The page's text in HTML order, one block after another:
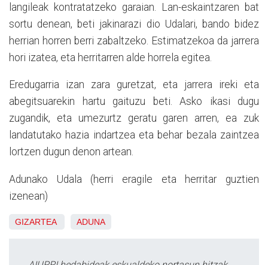
langileak kontratatzeko garaian. Lan-eskaintzaren bat
sortu denean, beti jakinarazi dio Udalari, bando bidez
herrian horren berri zabaltzeko. Estimatzekoa da jarrera
hori izatea, eta herritarren alde horrela egitea.
Eredugarria izan zara guretzat, eta jarrera ireki eta
abegitsuarekin hartu gaituzu beti. Asko ikasi dugu
zugandik, eta umezurtz geratu garen arren, ea zuk
landatutako hazia indartzea eta behar bezala zaintzea
lortzen dugun denon artean.
Adunako Udala (herri eragile eta herritar guztien
izenean)
GIZARTEA ADUNA